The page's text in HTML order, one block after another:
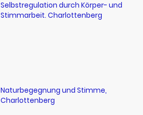
Selbstregulation durch Körper- und
Stimmarbeit. Charlottenberg
Naturbegegnung und Stimme,
Charlottenberg